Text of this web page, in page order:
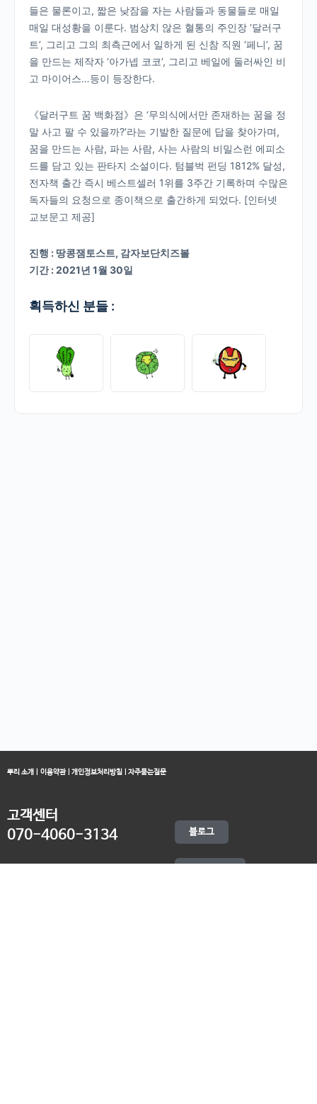
들은 물론이고, 짧은 낮잠을 자는 사람들과 동물들로 매일
매일 대성황을 이룬다. 범상치 않은 혈통의 주인장 ‘달러구
트’, 그리고 그의 최측근에서 일하게 된 신참 직원 ‘페니’, 꿈
을 만드는 제작자 ‘아가넵 코코’, 그리고 베일에 둘러싸인 비
고 마이어스…등이 등장한다.
《달러구트 꿈 백화점》은 ‘무의식에서만 존재하는 꿈을 정
말 사고 팔 수 있을까?’라는 기발한 질문에 답을 찾아가며,
꿈을 만드는 사람, 파는 사람, 사는 사람의 비밀스런 에피소
드를 담고 있는 판타지 소설이다. 텀블벅 펀딩 1812% 달성,
전자책 출간 즉시 베스트셀러 1위를 3주간 기록하며 수많은
독자들의 요청으로 종이책으로 출간하게 되었다. [인터넷
교보문고 제공]
진행 : 땅콩잼토스트, 감자보단치즈볼
기간 : 2021년 1월 30일
획득하신 분들 :
뿌리 소개 이용약관 개인정보처리방침 자주묻는질문
고객센터
070-4060-3134
블로그